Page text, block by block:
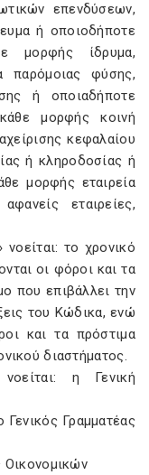
επενδύσεων,
ή οποιοδήποτε
μορφής ίδρυμα,
παρόμοιας φύσης,
ή οποιαδήποτε
μορφής κοινή
κεφαλαίου
ή κληροδοσίας ή
μορφής εταιρεία
εταιρείες,
το χρονικό
οι φόροι και τα
που επιβάλλει την
του Κώδικα, ενώ
και τα πρόστιμα
διαστήματος.
η Γενική
Γενικός Γραμματέας
Οικονομικών